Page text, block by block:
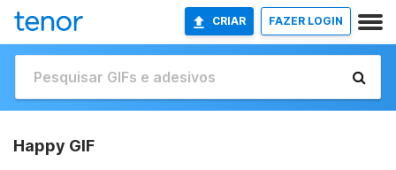
CRIAR FAZER LOGIN
Happy GIF